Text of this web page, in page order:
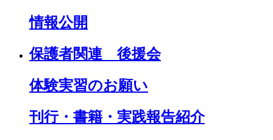
情報公開
保護者関連 後援会
体験実習のお願い
刊行・書籍・実践報告紹介